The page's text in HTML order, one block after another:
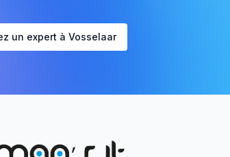
un expert à Vosselaar